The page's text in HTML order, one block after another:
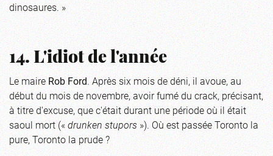
dinosaures. »
14. L'idiot de l'année
Le maire Rob Ford. Après six mois de déni, il avoue, au
début du mois de novembre, avoir fumé du crack, précisant,
à titre d'excuse, que c'était durant une période où il était
saoul mort («drunken stupors»). Où est passée Toronto la
pure, Toronto la prude ?